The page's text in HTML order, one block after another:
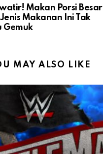
Makan Porsi Besar
Makanan Ini Tak
Gemuk
MAY ALSO LIKE